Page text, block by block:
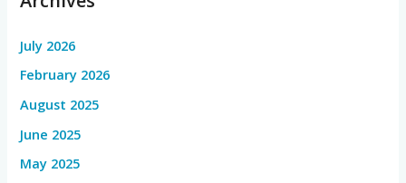
July 2026
February 2026
August 2025
June 2025
May 2025